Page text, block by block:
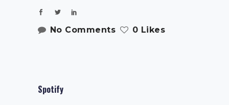
No Comments 0 Likes
Spotify